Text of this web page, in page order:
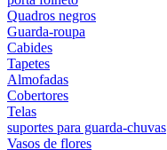
Quadros negros
Guarda-roupa
Cabides
Tapetes
Almofadas
Cobertores
Telas
suportes para guarda-chuvas
Vasos de flores